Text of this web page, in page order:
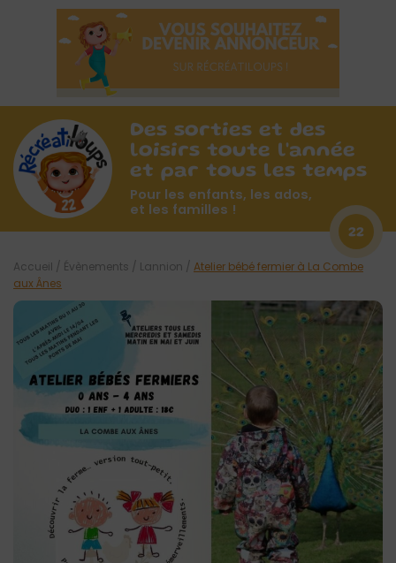
Des sorties et des
loisirs toute l'année
et par tous les temps
Pour les enfants, les ados,
et les familles !
22
Accueil / Évènements / Lannion / Atelier bébé fermier à La Combe
aux Ânes